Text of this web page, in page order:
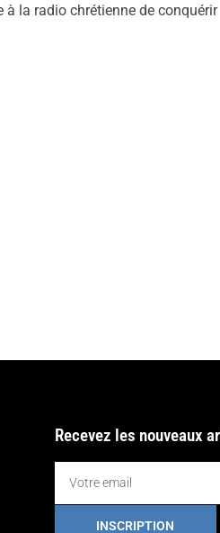
la radio chrétienne de conquérir
Recevez les nouveaux
INSCRIPTION